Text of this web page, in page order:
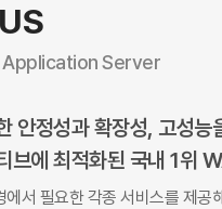
Server
안정성과 확장성, 고성능
브에 최적화된 국내 1위
에서 필요한 각종 서비스를 제